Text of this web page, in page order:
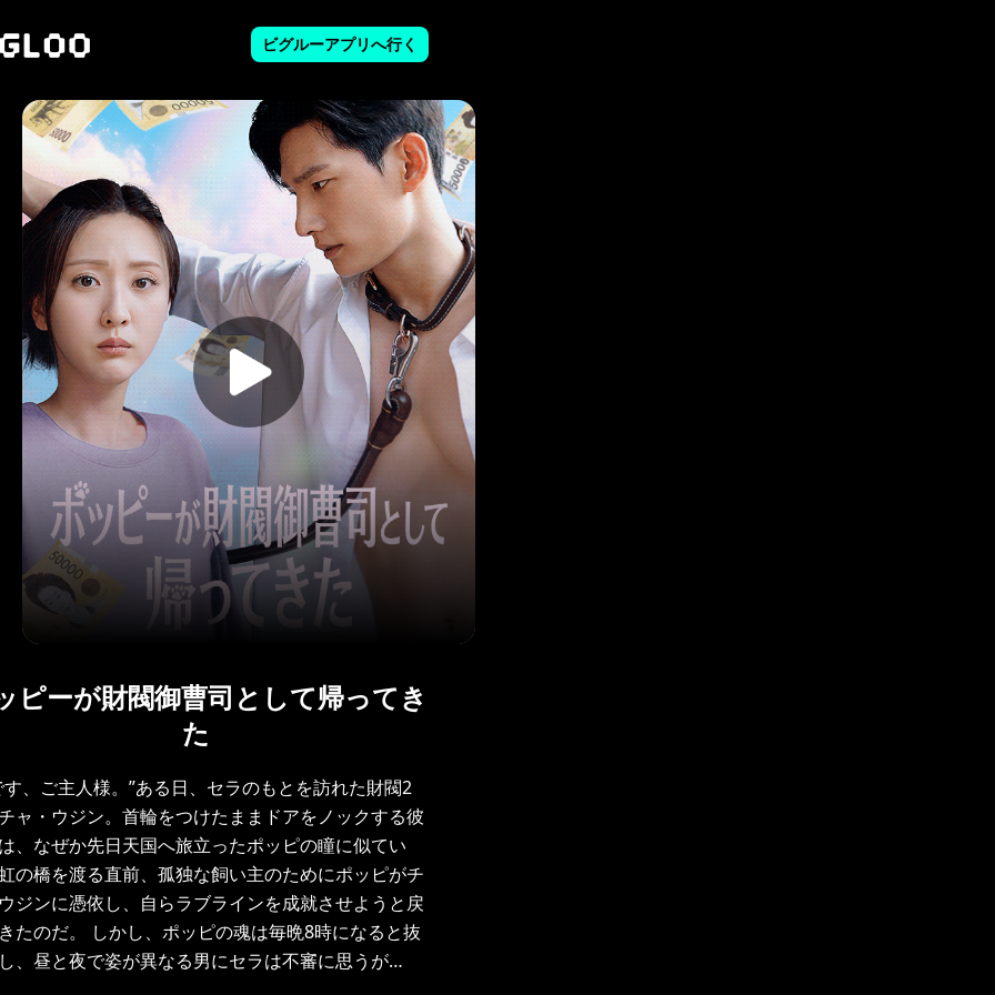
ビグルーアプリへ行く
ピーが財閥御曹司として帰ってき
た
す、ご主人様。”ある日、セラのもとを訪れた財閥2
ャ・ウジン。首輪をつけたままドアをノックする彼
、なぜか先日天国へ旅立ったポッピの瞳に似てい
の橋を渡る直前、孤独な飼い主のためにポッピがチ
ジンに憑依し、自らラブラインを成就させようと戻
たのだ。 しかし、ポッピの魂は毎晩8時になると抜
、昼と夜で姿が異なる男にセラは不審に思うが…